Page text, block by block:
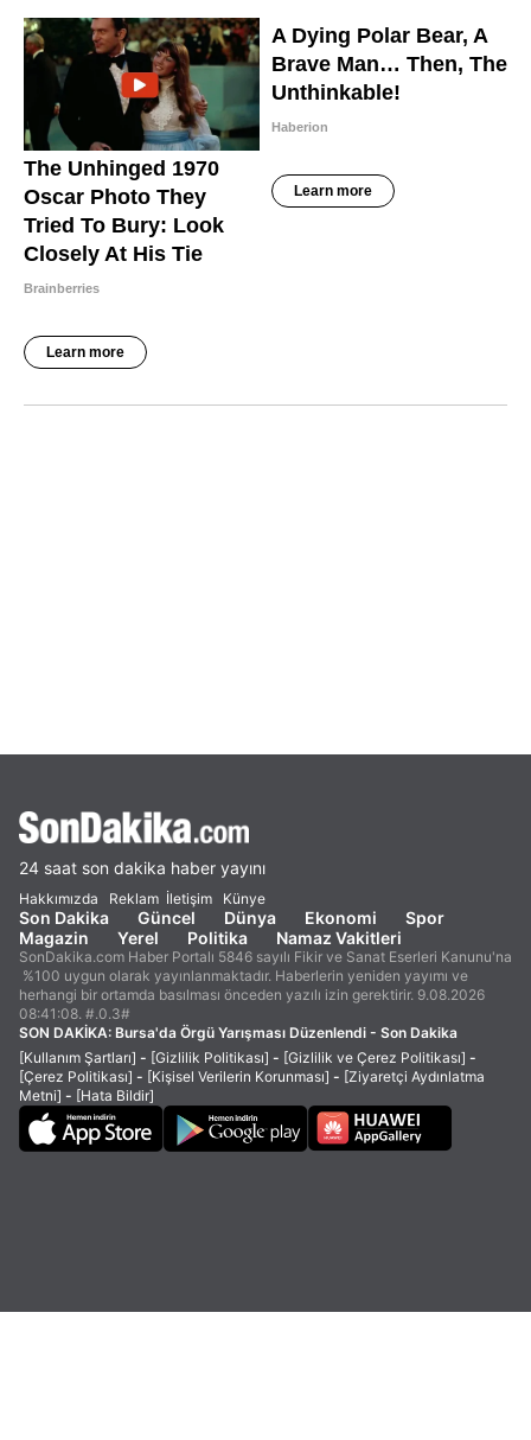
24 saat son dakika haber yayını
Hakkımızda Reklam İletişim Künye
Son Dakika Güncel Dünya Ekonomi
Spor
Magazin
Yerel Politika Namaz Vakitleri
SonDakika.com Haber Portalı 5846 sayılı Fikir ve Sanat Eserleri Kanunu'na
%100 uygun olarak yayınlanmaktadır. Haberlerin yeniden yayımı ve
herhangi bir ortamda basılması önceden yazılı izin gerektirir. 9.08.2026
08:41:08. #.0.3#
SON DAKİKA: Bursa'da Örgü Yarışması Düzenlendi - Son Dakika
[Kullanım Şartları] - [Gizlilik Politikası] - [Gizlilik ve Çerez Politikası] -
[Çerez Politikası] - [Kişisel Verilerin Korunması] - [Ziyaretçi Aydınlatma
Metni] - [Hata Bildir]